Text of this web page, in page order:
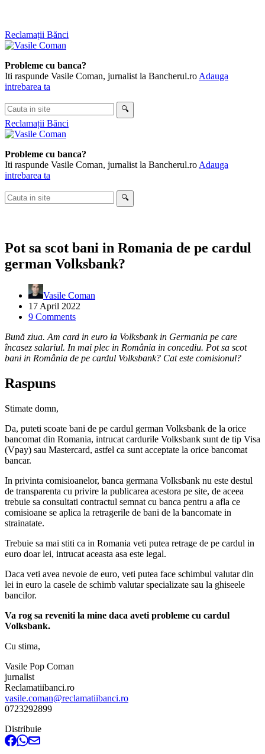
Skip
to
Reclamații Bănci
Probleme cu banca?
Iti raspunde Vasile Coman, jurnalist la Bancherul.ro Adauga
intrebarea ta
Cauta
in
site
🔍
Reclamații Bănci
Probleme cu banca?
Iti raspunde Vasile Coman, jurnalist la Bancherul.ro Adauga
intrebarea ta
Cauta
in
🔍
Pot sa scot bani in Romania de pe cardul
german Volksbank?
Vasile Coman
17 April 2022
9 Comments
Bună ziua. Am card in euro la Volksbank in Germania pe care
încasez salariul. In mai plec in România in concediu. Pot sa scot
bani in România de pe cardul Volksbank? Cat este comisionul?
Raspuns
Stimate domn,
Da, puteti scoate bani de pe cardul german Volksbank de la orice
bancomat din Romania, intrucat cardurile Volksbank sunt de tip Visa
(Vpay) sau Mastercard, astfel ca sunt acceptate la orice bancomat
bancar.
In privinta comisioanelor, banca germana Volksbank nu este destul
de transparenta cu privire la publicarea acestora pe site, de aceea
trebuie sa consultati contractul semnat cu banca pentru a afla ce
comisioane se aplica la retragerile de bani de la bancomate in
strainatate.
Trebuie sa mai stiti ca in Romania veti putea retrage de pe cardul in
euro doar lei, intrucat aceasta asa este legal.
Daca veti avea nevoie de euro, veti putea face schimbul valutar din
lei in euro la casele de schimb valutar specializate sau la ghiseele
bancilor.
Va rog sa reveniti la mine daca aveti probleme cu cardul
Volksbank.
Cu stima,
Vasile Pop Coman
jurnalist
Reclamatiibanci.ro
vasile.coman@reclamatiibanci.ro
0723292899
Distribuie